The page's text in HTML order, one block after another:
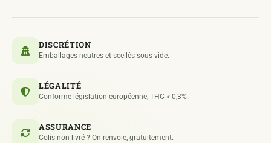
DISCRÉTION
Emballages neutres et scellés sous vide.
LÉGALITÉ
Conforme législation européenne, THC < 0,3%.
ASSURANCE
Colis non livré ? On renvoie, gratuitement.